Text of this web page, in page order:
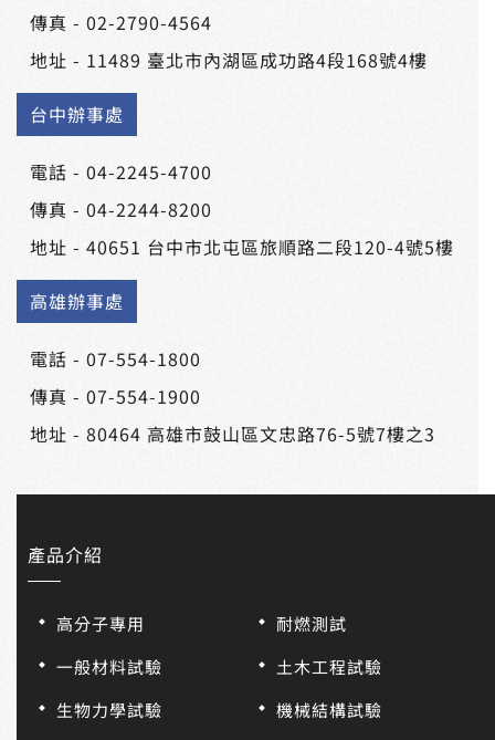
傳真 - 02-2790-4564
地址 - 11489 臺北市內湖區成功路4段168號4樓
台中辦事處
電話 - 04-2245-4700
傳真 - 04-2244-8200
地址 - 40651 台中市北屯區旅順路二段120-4號5樓
高雄辦事處
電話 - 07-554-1800
傳真 - 07-554-1900
地址 - 80464 高雄市鼓山區文忠路76-5號7樓之3
產品介紹
高分子專用
耐燃測試
一般材料試驗
土木工程試驗
生物力學試驗
機械結構試驗